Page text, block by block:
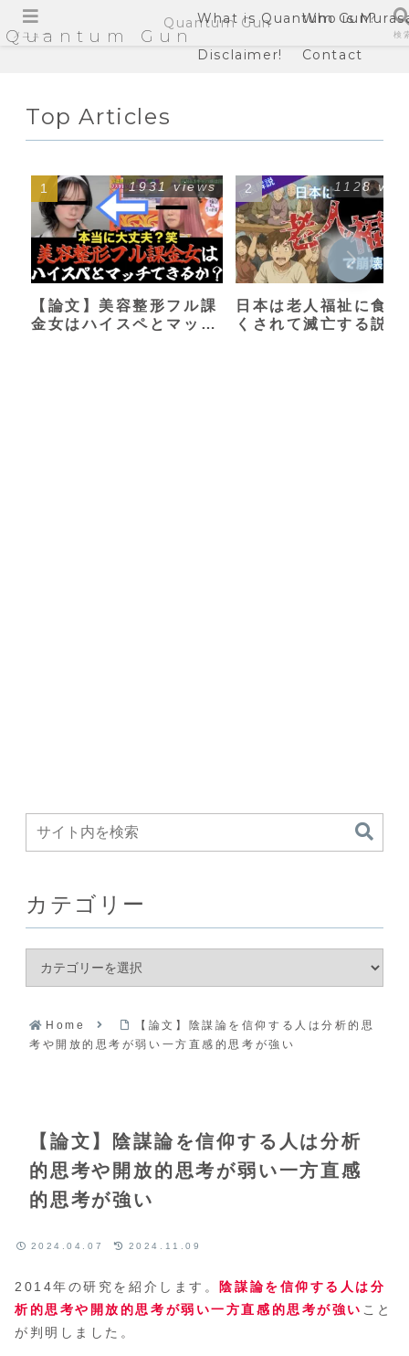
Quantum Gun
What is Quantum Gun?
Who is
Disclaimer! Contact
Top Articles
【論文】美容整形フル課
金女はハイスペとマッチ
1931 views
日本は老人福祉に食い
くされて滅亡する説
1128
カテゴリー
Home
【論文】陰謀論を信仰する人は分析的思
考や開放的思考が弱い一方直感的思考が強い
【論文】陰謀論を信仰する人は分析
的思考や開放的思考が弱い一方直感
的思考が強い
2024.04.07 2024.11.09
2014年の研究を紹介します。 陰謀論を信仰する人は分
析的思考や開放的思考が弱い一方直感的思考が強い こと
が判明しました。
メニュー
Quantum Gun
検